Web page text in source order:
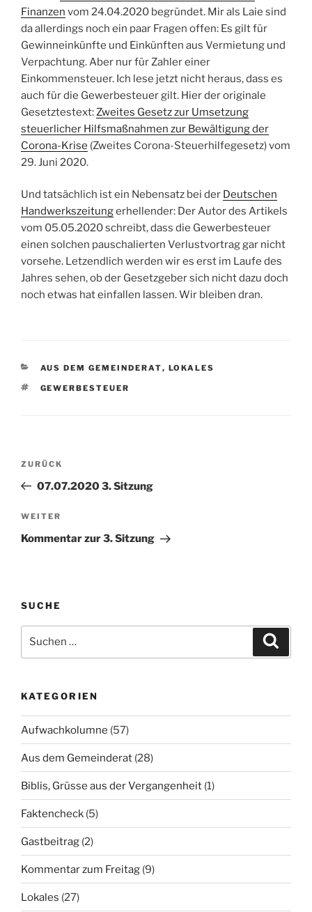
Finanzen vom 24.04.2020 begründet. Mir als Laie sind
da allerdings noch ein paar Fragen offen: Es gilt für
Gewinneinkünfte und Einkünften aus Vermietung und
Verpachtung. Aber nur für Zahler einer
Einkommensteuer. Ich lese jetzt nicht heraus, dass es
auch für die Gewerbesteuer gilt. Hier der originale
Gesetztestext:Zweites Gesetz zur Umsetzung
steuerlicher Hilfsmaßnahmen zur Bewältigung der
Corona-Krise (Zweites Corona-Steuerhilfegesetz) vom
29. Juni 2020.
Und tatsächlich ist ein Nebensatz bei der Deutschen
Handwerkszeitungerhellender: Der Autor des Artikels
vom 05.05.2020 schreibt, dass die Gewerbesteuer
einen solchen pauschalierten Verlustvortrag gar nicht
vorsehe. Letzendlich werden wir es erst im Laufe des
Jahres sehen, ob der Gesetzgeber sich nicht dazu doch
noch etwas hat einfallen lassen. Wir bleiben dran.
KATEGORIEN
AUS DEM GEMEINDERAT, LOKALES
SCHLAGWÖRTER
GEWERBESTEUER
Beitragsnavigation
Vorheriger
Beitrag
ZURÜCK
07.07.2020 3. Sitzung
Nächster
Beitrag
WEITER
Kommentar zur 3. Sitzung
SUCHE
nach:
KATEGORIEN
Aufwachkolumne (57)
Aus dem Gemeinderat (28)
Biblis, Grüsse aus der Vergangenheit (1)
Faktencheck (5)
Gastbeitrag (2)
Kommentar zum Freitag (9)
Lokales (27)